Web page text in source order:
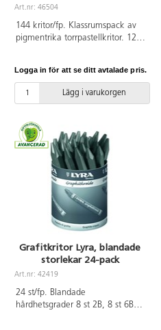
Art.nr: 46504
144 kritor/fp. Klassrumspack av
pigmentrika torrpastellkritor. 12
täckförmåga. Med ett jämnt
tryck på pappret framhävs
underlagets gräng. Passar både
år.
Logga in för att se ditt avtalade pris.
Lägg i varukorgen
Grafitkritor Lyra, blandade
storlekar 24-pack
Art.nr: 42419
24 st/fp. Blandade
hårdhetsgrader 8 st 2B, 8 st 6B